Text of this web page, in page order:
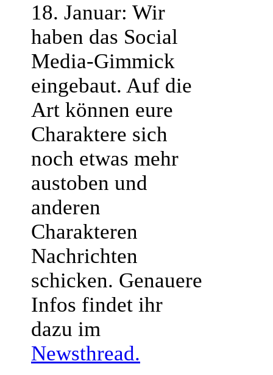
18. Januar: Wir
haben das Social
Media-Gimmick
eingebaut. Auf die
Art können eure
Charaktere sich
noch etwas mehr
austoben und
anderen
Charakteren
Nachrichten
schicken. Genauere
Infos findet ihr
dazu im
Newsthread.